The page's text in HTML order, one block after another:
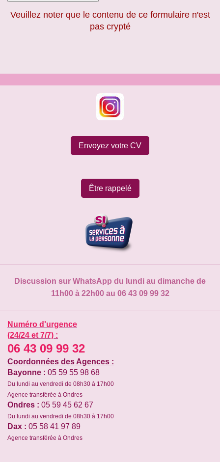
Veuillez noter que le contenu de ce formulaire n'est
pas crypté
Envoyez votre CV
Être rappelé
Discussion sur WhatsApp du lundi au dimanche de
11h00 à 22h00 au 06 43 09 99 32
Numéro d'urgence
(24/24 et 7/7) :
06 43 09 99 32
Coordonnées des Agences :
Bayonne : 05 59 55 98 68
Du lundi au vendredi de 08h30 à 17h00
Agence transférée à Ondres
Ondres : 05 59 45 62 67
Du lundi au vendredi de 08h30 à 17h00
Dax : 05 58 41 97 89
Agence transférée à Ondres